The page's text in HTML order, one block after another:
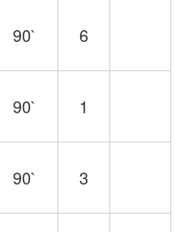
90` 6
90` 1
90` 3